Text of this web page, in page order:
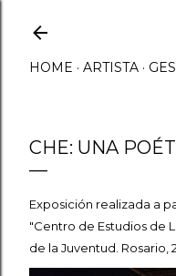
HOME ARTISTA
CHE: UNA
Exposición realizada a
"Centro de Estudios de
de la Juventud. Rosario,